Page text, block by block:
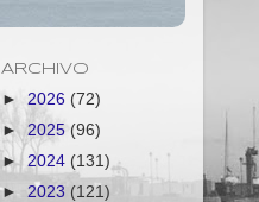
ARCHIVO
► 2026 (72)
► 2025 (96)
► 2024 (131)
► 2023 (121)